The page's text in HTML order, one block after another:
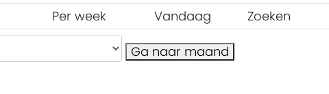
Per week Vandaag Zoeken
Ga naar maand